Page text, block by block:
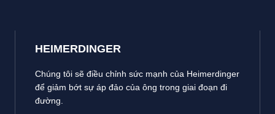
HEIMERDINGER
Chúng tôi sẽ điều chỉnh sức mạnh của Heimerdinger
để giảm bớt sự áp đảo của ông trong giai đoạn đi
đường.